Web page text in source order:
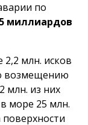
по
миллиардов
2,2 млн. исков
возмещению
млн. из них
море 25 млн.